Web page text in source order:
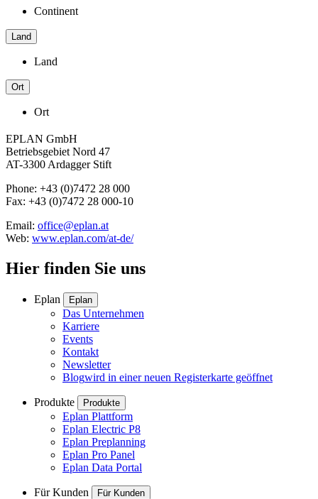
Continent
Land
Land
Ort
Ort
EPLAN GmbH
Betriebsgebiet Nord 47
AT-3300 Ardagger Stift
Phone: +43 (0)7472 28 000
Fax: +43 (0)7472 28 000-10
Email: office@eplan.at
Web: www.eplan.com/at-de/
Hier finden Sie uns
Eplan Eplan
Das Unternehmen
Karriere
Events
Kontakt
Newsletter
Blogwird in einer neuen Registerkarte geöffnet
Produkte Produkte
Eplan Plattform
Eplan Electric P8
Eplan Preplanning
Eplan Pro Panel
Eplan Data Portal
Für Kunden Für Kunden